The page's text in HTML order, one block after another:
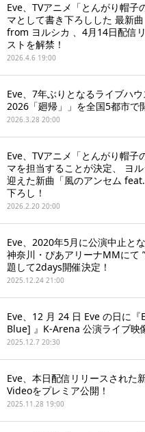
Eve、TVアニメ「とんがり帽
マとして書き下ろしした 最新
from ヨルシカ 、4月14日配信
ストを解禁！
2026.4.6 19:00
Eve、7年ぶりとなるライブハ
2026「廻帰」」を全国5都市で
2026.3.28 20:00
Eve、TVアニメ「とんがり帽
マを担当することが決定、 ヨ
迎えた新曲「風のアンセム
下ろし！
2026.2.20 20:00
Eve、2020年5月に公演中止と
神奈川・ぴあアリーナMMにて
題して2days開催決定！
2025.12.24 21:00
Eve、12 月 24 日 Eve の日に
Blue] 』K-Arena 公演ライブ映
2025.12.7 20:30
Eve、本日配信リリースされ
Videoをプレミア公開！
2025.11.28 19:00